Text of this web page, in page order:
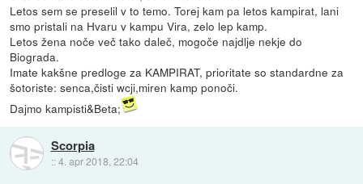
Letos sem se preselil v to temo. Torej kam pa letos kampirat, lani
smo pristali na Hvaru v kampu Vira, zelo lep kamp.
Letos žena noče več tako daleč, mogoče najdlje nekje do
Biograda.
Imate kakšne predloge za KAMPIRAT, prioritate so standardne za
šotoriste: senca,čisti wcji,miren kamp ponoči.
Dajmo kampisti&Beta;
Scorpia
::4. apr 2018, 22:04